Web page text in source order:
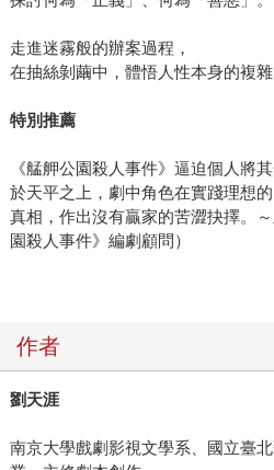
走進迷霧般的辦案過程，
在抽絲剝繭中，體悟人性本身的複雜
特別推薦
《艋舺公園殺人事件》逼迫個人將
於天平之上，劇中角色在實踐理想
真相，作出沒有贏家的苦澀抉擇。
園殺人事件》編劇顧問）
作者
劉天涯
南京大學戲劇影視文學系、國立臺